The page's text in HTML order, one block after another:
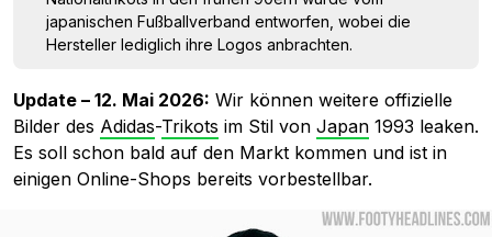
japanischen Fußballverband entworfen, wobei die
Hersteller lediglich ihre Logos anbrachten.
Update – 12. Mai 2026: Wir können weitere offizielle
Bilder des Adidas-Trikots im Stil von Japan 1993 leaken.
Es soll schon bald auf den Markt kommen und ist in
einigen Online-Shops bereits vorbestellbar.